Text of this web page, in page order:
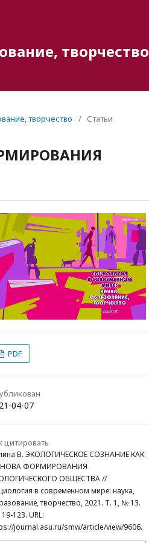
творчество
творчество / Статьи
PDF
04-07
цитировать
В. ЭКОЛОГИЧЕСКОЕ СОЗНАНИЕ КАК
ФОРМИРОВАНИЯ
ОБЩЕСТВА //
в современном мире: наука,
творчество, 2021. Т. 1, № 13.
123. URL:
journal.asu.ru/smw/article/view/9606.